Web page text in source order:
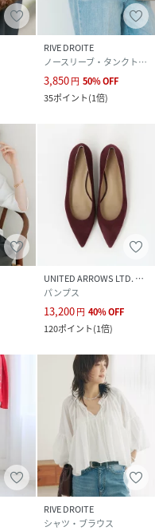
RIVE DROITE
ノースリーブ・タンクトップ
3,850円 50%OFF
35ポイント(1倍)
UNITED ARROWS LTD. OUTLET
パンプス
13,200円 40%OFF
120ポイント(1倍)
RIVE DROITE
シャツ・ブラウス